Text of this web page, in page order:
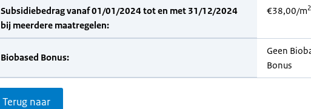
Subsidiebedrag vanaf 01/01/2024 tot en met 31/12/2024
bij meerdere maatregelen:
€38,00/m2
Biobased Bonus:
Geen
Bonus
Terug naar